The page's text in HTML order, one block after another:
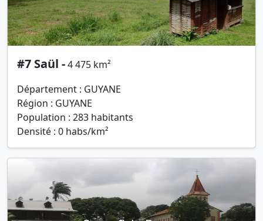
#7 Saül -4 475 km²
Département : GUYANE
Région : GUYANE
Population : 283 habitants
Densité : 0 habs/km²